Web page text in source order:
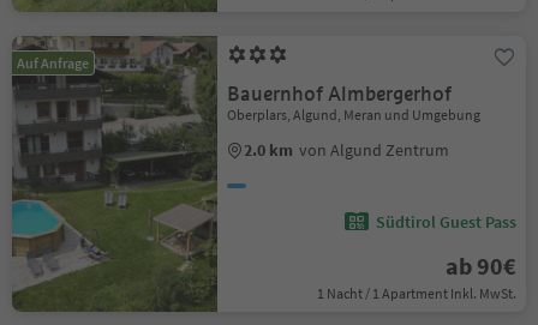
Auf Anfrage
Bauernhof Almbergerhof
Oberplars, Algund, Meran und Umgebung
2.0 km von Algund Zentrum
Südtirol Guest Pass
ab 90€
1 Nacht / 1 Apartment Inkl. MwSt.